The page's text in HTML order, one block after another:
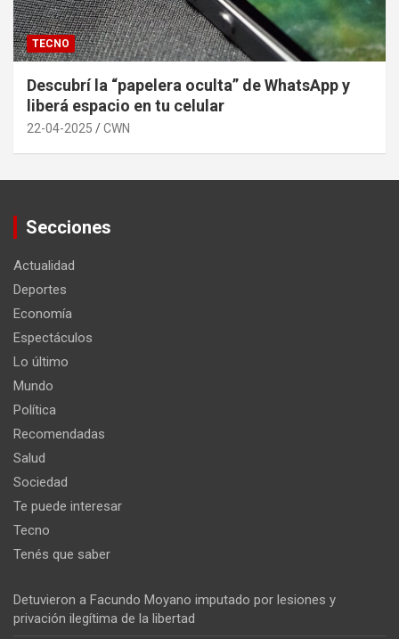
TECNO
Descubrí la “papelera oculta” de WhatsApp y
liberá espacio en tu celular
22-04-2025 CWN
Secciones
Actualidad
Deportes
Economía
Espectáculos
Lo último
Mundo
Política
Recomendadas
Salud
Sociedad
Te puede interesar
Tecno
Tenés que saber
Detuvieron a Facundo Moyano imputado por lesiones y
privación ilegítima de la libertad